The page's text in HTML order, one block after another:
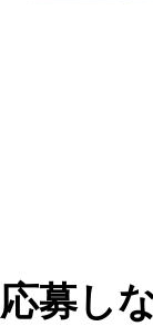
応募し